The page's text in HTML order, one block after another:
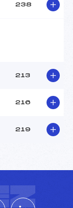
238
213
216
219